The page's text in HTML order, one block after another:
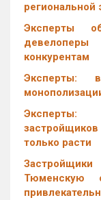
региональной
Эксперты
девелоперы
конкурентам
Эксперты:
Эксперты:
только расти
Тюменскую